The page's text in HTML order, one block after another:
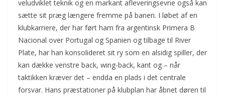
veludviklet teknik og en markant afleveringsevne også kan
sætte sit præg længere fremme på banen. I løbet af en
klubkarriere, der har ført ham fra argentinsk Primera B
Nacional over Portugal og Spanien og tilbage til River
Plate, har han konsolideret sit ry som en alsidig spiller, der
kan dække venstre back, wing-back, kant og – når
taktikken kræver det – endda en plads i det centrale
forsvar. Hans præstationer på klubplan har åbnet døren til